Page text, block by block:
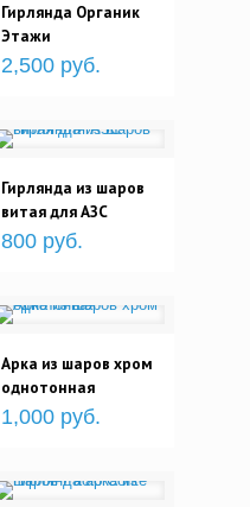
Гирлянда Органик
Этажи
2,500 руб.
Гирлянда из шаров
витая для АЗС
800 руб.
Арка из шаров хром
однотонная
1,000 руб.